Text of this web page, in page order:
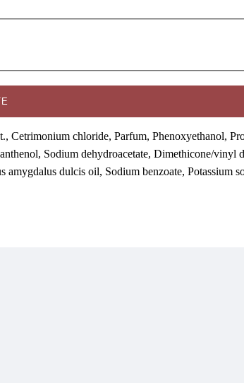
Cetrimonium chloride, Parfum, Phenoxyethanol,
Sodium dehydroacetate, Dimethicone/
dulcis oil, Sodium benzoate, Potassium